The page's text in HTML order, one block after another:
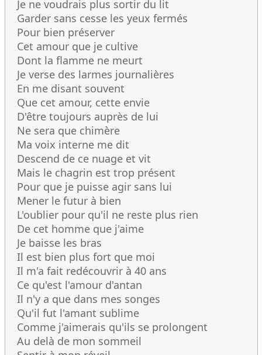
Je ne voudrais plus sortir du lit
Garder sans cesse les yeux fermés
Pour bien préserver
Cet amour que je cultive
Dont la flamme ne meurt
Je verse des larmes journalières
En me disant souvent
Que cet amour, cette envie
D'être toujours auprès de lui
Ne sera que chimère
Ma voix interne me dit
Descend de ce nuage et vit
Mais le chagrin est trop présent
Pour que je puisse agir sans lui
Mener le futur à bien
L'oublier pour qu'il ne reste plus rien
De cet homme que j'aime
Je baisse les bras
Il est bien plus fort que moi
Il m'a fait redécouvrir à 40 ans
Ce qu'est l'amour d'antan
Il n'y a que dans mes songes
Qu'il fut l'amant sublime
Comme j'aimerais qu'ils se prolongent
Au delà de mon sommeil